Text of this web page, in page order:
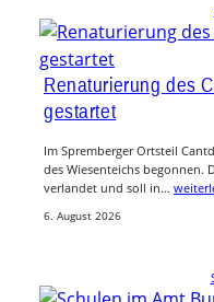
Renaturierung des
gestartet
Im Spremberger Ortsteil
des Wiesenteichs begonnen.
verlandet und soll in…
6. August 2026